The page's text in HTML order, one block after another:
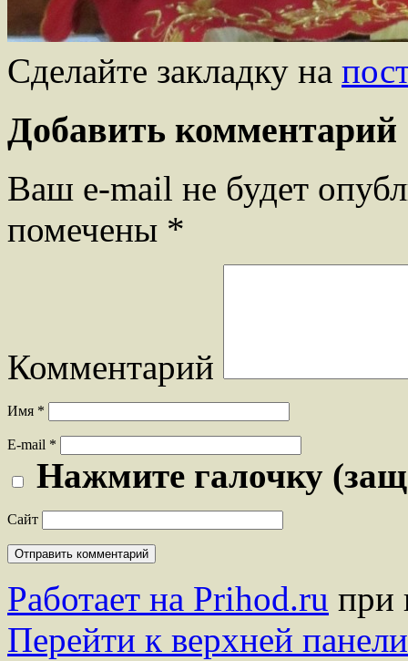
Сделайте закладку на
Добавить комментарий
Ваш e-mail не будет
помечены *
Комментарий
Имя *
E-mail *
Нажмите галочку
Сайт
Работает на Prihod.ru при
Перейти к верхней панели